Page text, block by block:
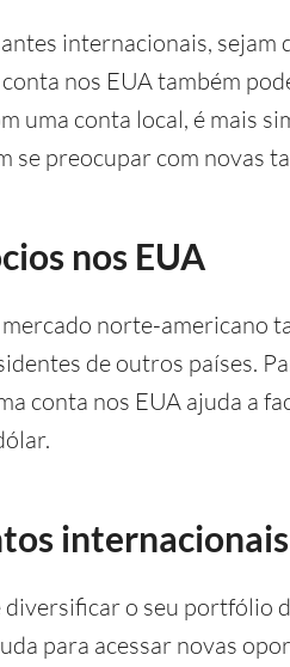
internacionais,
nos EUA também
uma conta local, é mais
se preocupar com novas
nos EUA
norte-americano
de outros países.
conta nos EUA ajuda a
internacionais
diversificar o seu portfólio
para acessar novas